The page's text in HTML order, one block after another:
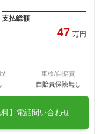
支払総額
47 万円
車検/自賠責
自賠責保険無し
料】電話問い合わせ